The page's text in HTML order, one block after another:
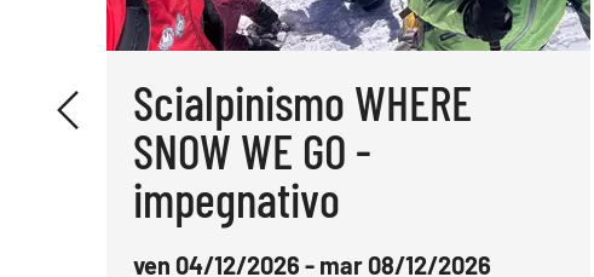
Scialpinismo WHERE
SNOW WE GO -
impegnativo
ven 04/12/2026 - mar 08/12/2026